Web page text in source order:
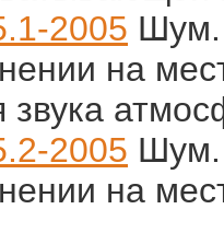
2005 Шум.
на
звука
2005 Шум.
на